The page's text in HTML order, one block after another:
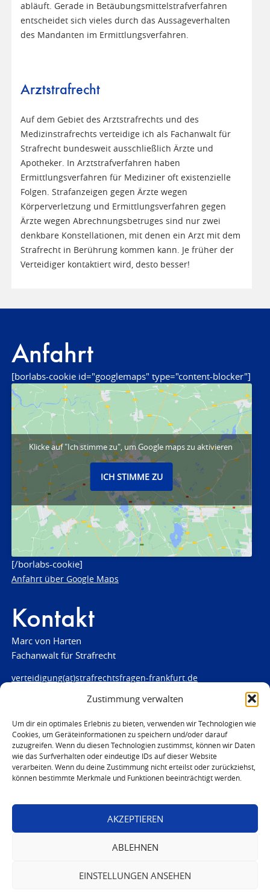
Zustimmung verwalten
Um dir ein optimales Erlebnis zu bieten, verwenden wir Technologien wie
Cookies, um Geräteinformationen zu speichern und/oder darauf
zuzugreifen. Wenn du diesen Technologien zustimmst, können wir Daten
wie das Surfverhalten oder eindeutige IDs auf dieser Website
verarbeiten. Wenn du deine Zustimmung nicht erteilst oder zurückziehst,
können bestimmte Merkmale und Funktionen beeinträchtigt werden.
AKZEPTIEREN
ABLEHNEN
EINSTELLUNGEN ANSEHEN
abläuft. Gerade in Betäubungsmittelstrafverfahren
entscheidet sich vieles durch das Aussageverhalten
des Mandanten im Ermittlungsverfahren.
Arztstrafrecht
Auf dem Gebiet des Arztstrafrechts und des
Medizinstrafrechts verteidige ich als Fachanwalt für
Strafrecht bundesweit ausschließlich Ärzte und
Apotheker. In Arztstrafverfahren haben
Ermittlungsverfahren für Mediziner oft existenzielle
Folgen. Strafanzeigen gegen Ärzte wegen
Körperverletzung und Ermittlungsverfahren gegen
Ärzte wegen Abrechnungsbetruges sind nur zwei
denkbare Konstellationen, mit denen ein Arzt mit dem
Strafrecht in Berührung kommen kann. Je früher der
Verteidiger kontaktiert wird, desto besser!
Anfahrt
[borlabs-cookie id="googlemaps" type="content-blocker"]
Klicke auf "Ich stimme zu", um Google maps zu aktivieren
ICH STIMME ZU
[/borlabs-cookie]
Anfahrt über Google Maps
Kontakt
Marc von Harten
Fachanwalt für Strafrecht
verteidigung(at)strafrechtsfragen-frankfurt.de
www.strafrechtsfragen-frankfurt.de
Louisenstraße 84
61348 Bad Homburg
Telefon:06172 - 66 28 00
Telefax: 06172 - 66 28 01
0171 - 691 67 67